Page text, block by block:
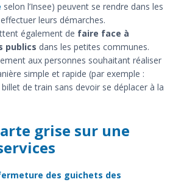
selon l’Insee) peuvent se rendre dans les
leurs démarches.
également de faire face à
publics dans les petites communes.
aux personnes souhaitant réaliser
simple et rapide (par exemple :
de train sans devoir se déplacer à la
grise sur une
des guichets des